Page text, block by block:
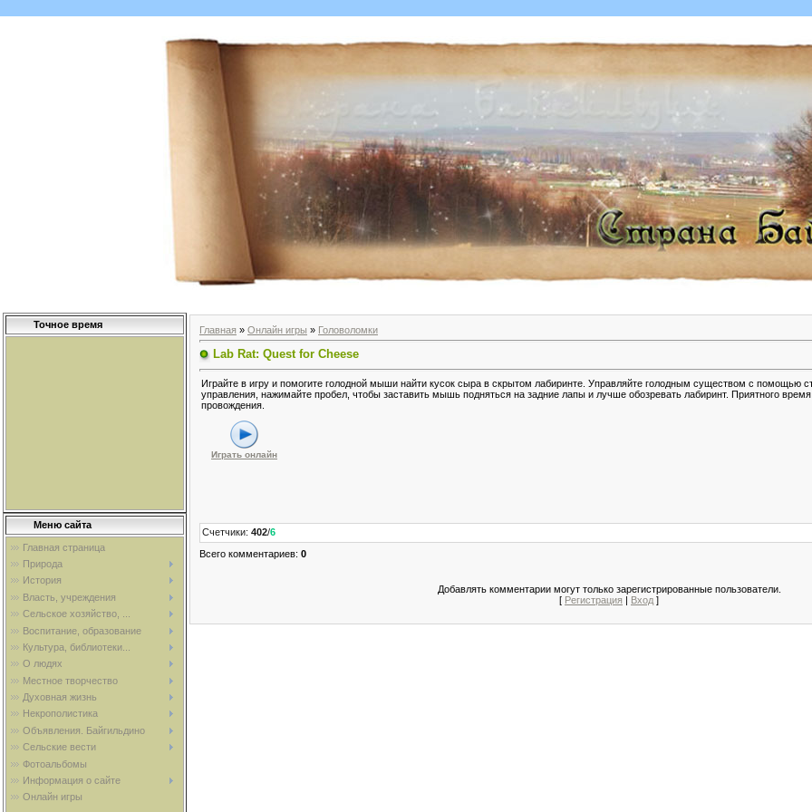
Точное время
Меню сайта
Главная страница
Природа
История
Власть, учреждения
Сельское хозяйство, ...
Воспитание, образование
Культура, библиотеки...
О людях
Местное творчество
Духовная жизнь
Некрополистика
Объявления. Байгильдино
Сельские вести
Фотоальбомы
Информация о сайте
Онлайн игры
Главная » Онлайн игры » Головоломки
Lab Rat: Quest for Cheese
Играйте в игру и помогите голодной мыши найти кусок сыра в скрытом лабиринте. Управляйте голодным существом с помощью
управления, нажимайте пробел, чтобы заставить мышь подняться на задние лапы и лучше обозревать лабиринт. Приятного время
провождения.
Играть онлайн
Счетчики: 402/6
Всего комментариев: 0
Добавлять комментарии могут только зарегистрированные пользователи.
[ Регистрация | Вход ]